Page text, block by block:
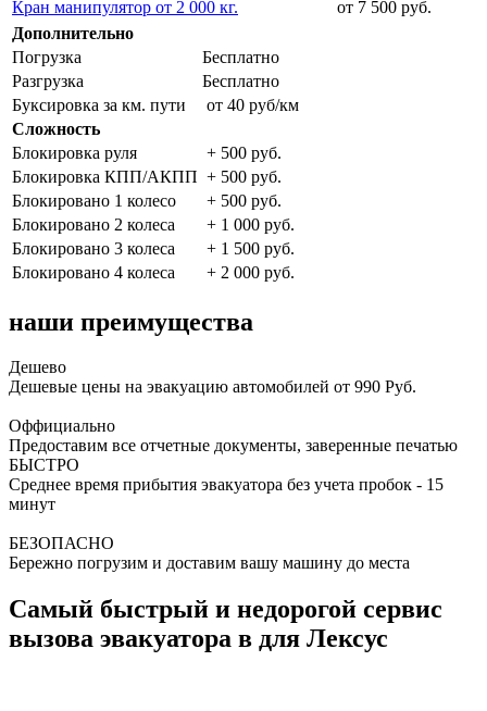
Кран манипулятор от 2 000 кг.
от 7 500 руб.
Дополнительно
Погрузка
Бесплатно
Разгрузка
Бесплатно
Буксировка за км. пути
от 40 руб/км
Сложность
Блокировка руля
+ 500 руб.
Блокировка КПП/АКПП + 500 руб.
Блокировано 1 колесо
+ 500 руб.
Блокировано 2 колеса
+ 1 000 руб.
Блокировано 3 колеса
+ 1 500 руб.
Блокировано 4 колеса
+ 2 000 руб.
наши преимущества
Дешево
Дешевые цены на эвакуацию автомобилей от 990 Руб.
Оффициально
Предоставим все отчетные документы, заверенные печатью
БЫСТРО
Среднее время прибытия эвакуатора без учета пробок - 15
минут
БЕЗОПАСНО
Бережно погрузим и доставим вашу машину до места
Самый быстрый и недорогой сервис
вызова эвакуатора в для Лексус